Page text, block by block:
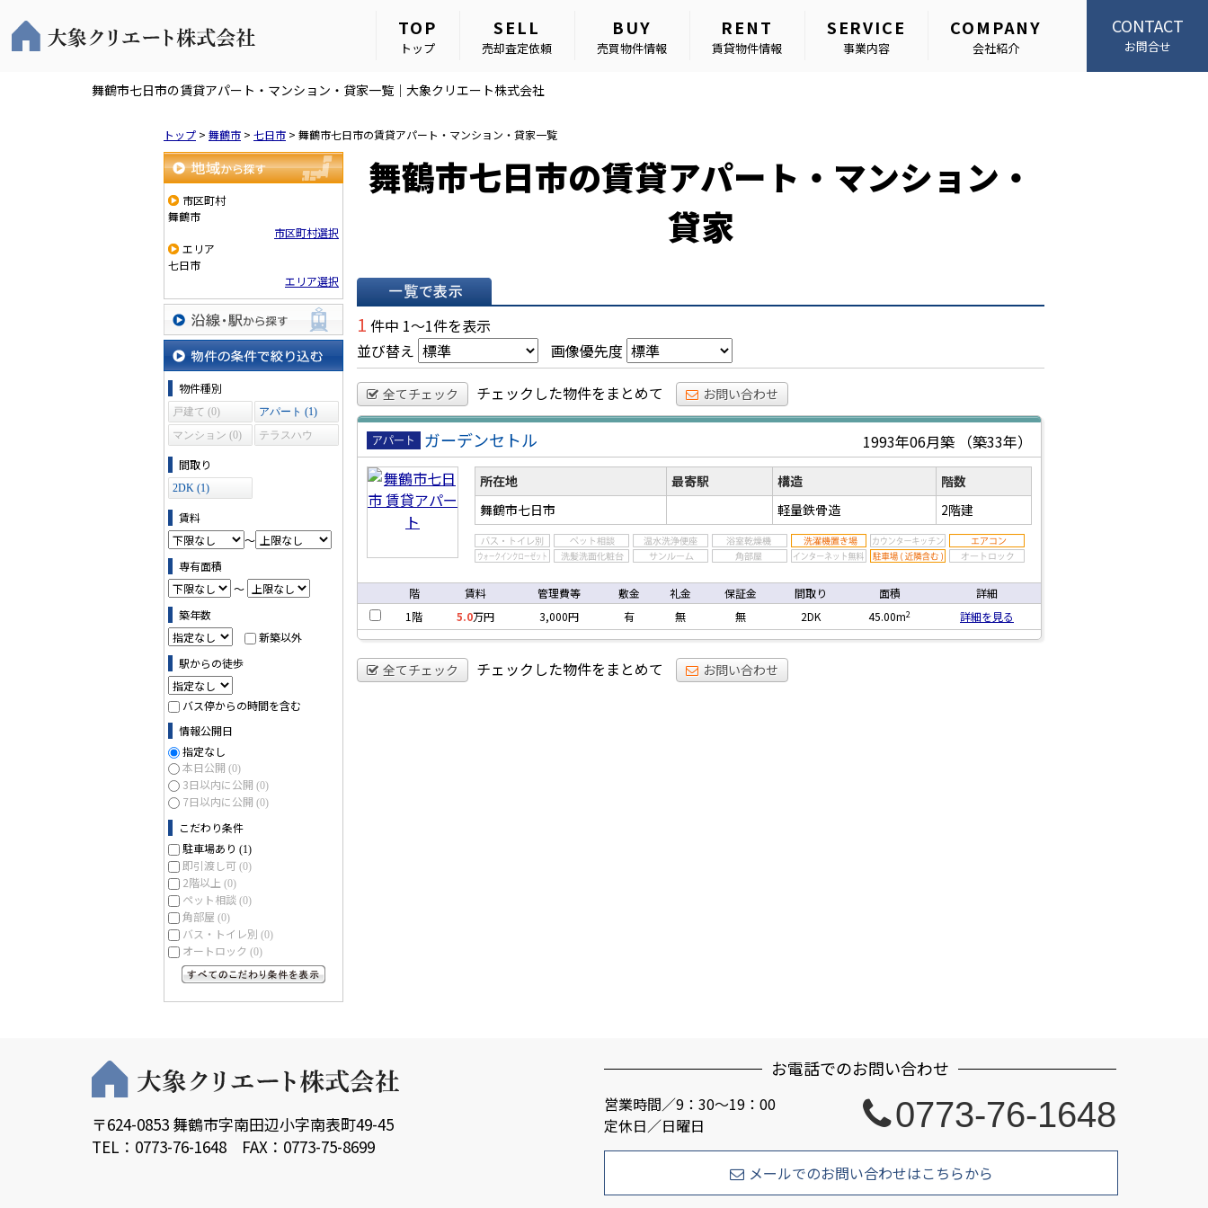
TOP
トップ
SELL
売却査定依頼
BUY
売買物件情報
RENT
賃貸物件情報
SERVICE
事業内容
COMPANY
会社紹介
CONTACT
お問合せ
舞鶴市七日市の賃貸アパート・マンション・貸家一覧｜大象クリエート株式会社
トップ > 舞鶴市 > 七日市 > 舞鶴市七日市の賃貸アパート・マンション・貸家一覧
地域から探す
市区町村
舞鶴市
市区町村選択
エリア
七日市
エリア選択
沿線・駅から探す
物件の条件で絞り込む
物件種別
戸建て (0)
アパート (1)
マンション (0)
テラスハウ
間取り
2DK (1)
賃料
～
専有面積
～
築年数
新築以外
駅からの徒歩
バス停からの時間を含む
情報公開日
指定なし
本日公開 (0)
3日以内に公開 (0)
7日以内に公開 (0)
こだわり条件
駐車場あり (1)
即引渡し可 (0)
2階以上 (0)
ペット相談 (0)
角部屋 (0)
バス・トイレ別 (0)
オートロック (0)
舞鶴市七日市の賃貸アパート・マンション・
貸家
一覧で表示
1 件中 1～1件を表示
並び替え
画像優先度
全てチェック チェックした物件をまとめて お問い合わせ
賃貸ア
パート
ガーデンセトル 1993年06月築 （築33年）
所在地 最寄駅 構造
階数
舞鶴市七日市
軽量鉄骨造 2階建
階 賃料 管理費等 敷金 礼金 保証金 間取り 面積
詳細
1階
5.0万円 3,000円 有 無 無 2DK 45.00m2 詳細を見る
全てチェック チェックした物件をまとめて お問い合わせ
〒624-0853 舞鶴市字南田辺小字南表町49-45
TEL：0773-76-1648 FAX：0773-75-8699
お電話でのお問い合わせ
営業時間／9：30～19：00
定休日／日曜日
0773-76-1648
メールでのお問い合わせはこちらから